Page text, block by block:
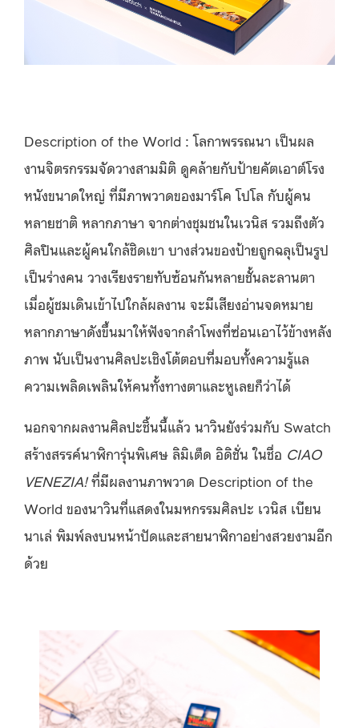
Description of the World : โลกาพรรณนา เป็นผล
งานจิตรกรรมจัดวางสามมิติ ดูคล้ายกับป้ายคัตเอาต์โรง
หนังขนาดใหญ่ ที่มีภาพวาดของมาร์โค โปโล กับผู้คน
หลายชาติ หลากภาษา จากต่างชุมชนในเวนิส รวมถึงตัว
ศิลปินและผู้คนใกล้ชิดเขา บางส่วนของป้ายถูกฉลุเป็นรูป
เป็นร่างคน วางเรียงรายทับซ้อนกันหลายชั้นละลานตา
เมื่อผู้ชมเดินเข้าไปใกล้ผลงาน จะมีเสียงอ่านจดหมาย
หลากภาษาดังขึ้นมาให้ฟังจากลำโพงที่ซ่อนเอาไว้ข้างหลัง
ภาพ นับเป็นงานศิลปะเชิงโต้ตอบที่มอบทั้งความรู้แล
ความเพลิดเพลินให้คนทั้งทางตาและหูเลยก็ว่าได้
นอกจากผลงานศิลปะชิ้นนี้แล้ว นาวินยังร่วมกับ Swatch
สร้างสรรค์นาฬิการุ่นพิเศษ ลิมิเต็ด อิดิชั่น ในชื่อ CIAO
VENEZIA!ที่มีผลงานภาพวาด Description of the
World ของนาวินที่แสดงในมหกรรมศิลปะ เวนิส เบียน
นาเล่ พิมพ์ลงบนหน้าปัดและสายนาฬิกาอย่างสวยงามอีก
ด้วย